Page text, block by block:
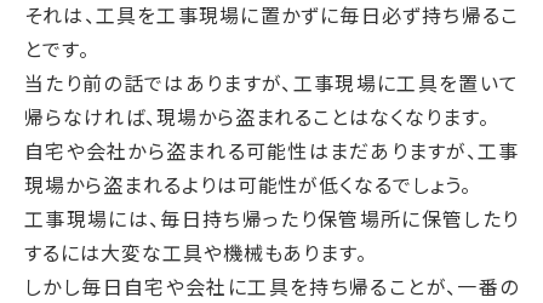
それは、工具を工事現場に置かずに毎日必ず持ち帰るこ
とです。
当たり前の話ではありますが、工事現場に工具を置いて
帰らなければ、現場から盗まれることはなくなります。
自宅や会社から盗まれる可能性はまだありますが、工事
現場から盗まれるよりは可能性が低くなるでしょう。
工事現場には、毎日持ち帰ったり保管場所に保管したり
するには大変な工具や機械もあります。
しかし毎日自宅や会社に工具を持ち帰ることが、一番の